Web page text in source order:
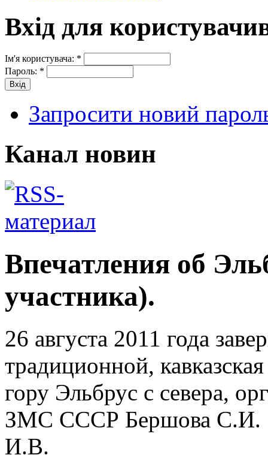
Вхід для
Ім'я користувача: *
Пароль: *
Запросити новий
Канал новин
Впечатления об
участника).
26 августа 2011 года
традиционной,
гору Эльбрус с севера,
ЗМС СССР Бершова
И.В.